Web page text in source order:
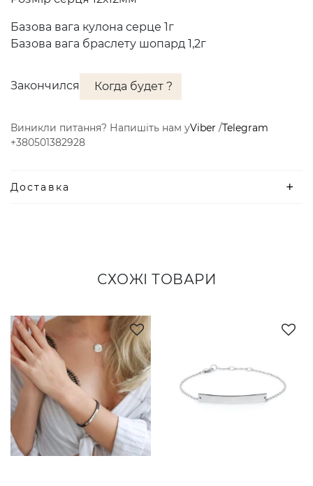
Базова вага кулона серце 1г
Базова вага браслету шопард 1,2г
Закончился Когда будет ?
Виникли питання? Напишіть нам уViber /Telegram
+380501382928
Доставка
СХОЖІ ТОВАРИ